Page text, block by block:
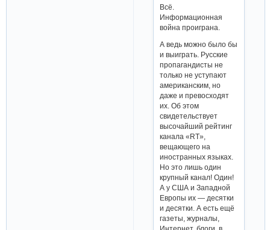
Всё.
Информационная
война проиграна.
А ведь можно было бы
и выиграть. Русские
пропагандисты не
только не уступают
американским, но
даже и превосходят
их. Об этом
свидетельствует
высочайший рейтинг
канала «RT»,
вещающего на
иностранных языках.
Но это лишь один
крупный канал! Один!
А у США и Западной
Европы их — десятки
и десятки. А есть ещё
газеты, журналы,